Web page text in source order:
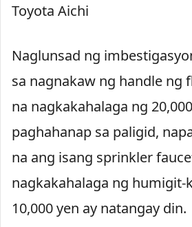
Toyota Aichi
Naglunsad ng
sa nagnakaw ng handle ng
na nagkakahalaga ng
paghahanap sa paligid,
na ang isang sprinkler
nagkakahalaga ng humigit-
10,000 yen ay natangay din.